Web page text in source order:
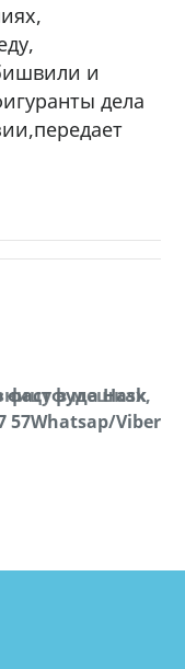
и
дела
в мешках,
Hask
57Whatsap/Viber